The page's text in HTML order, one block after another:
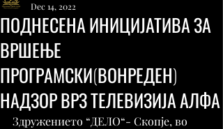
ПОДНЕСЕНА ИНИЦИЈАТИВА ЗА
ВРШЕЊЕ
ПРОГРАМСКИ(ВОНРЕДЕН)
НАДЗОР ВРЗ ТЕЛЕВИЗИЈА АЛФА
Dec 14, 2022
Здружението “ДЕЛО“- Скопје, во